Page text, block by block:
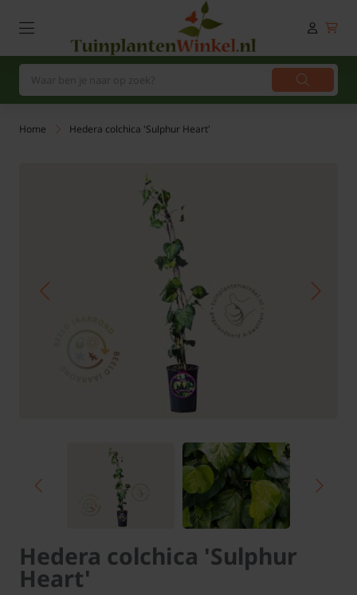
Home Hedera colchica 'Sulphur Heart'
Hedera colchica 'Sulphur
Heart'